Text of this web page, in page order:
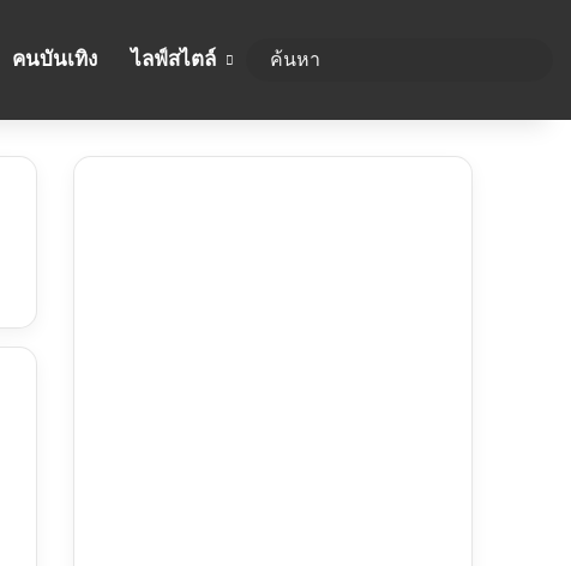
คนบันเทิง ไลฟ์สไตล์